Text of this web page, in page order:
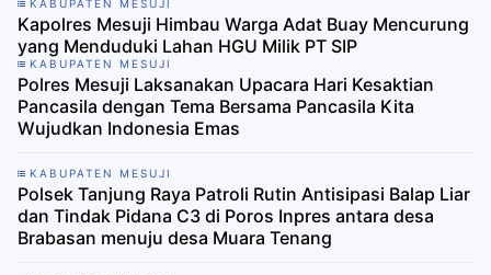
KABUPATEN MESUJI
Kapolres Mesuji Himbau Warga Adat Buay Mencurung
yang Menduduki Lahan HGU Milik PT SIP
KABUPATEN MESUJI
Polres Mesuji Laksanakan Upacara Hari Kesaktian
Pancasila dengan Tema Bersama Pancasila Kita
Wujudkan Indonesia Emas
KABUPATEN MESUJI
Polsek Tanjung Raya Patroli Rutin Antisipasi Balap Liar
dan Tindak Pidana C3 di Poros Inpres antara desa
Brabasan menuju desa Muara Tenang